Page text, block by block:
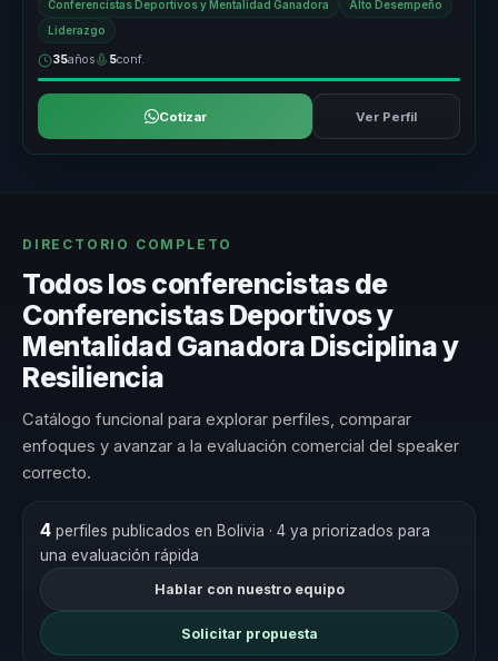
Conferencistas Deportivos y Mentalidad Ganadora Alto Desempeño
Liderazgo
35años 5conf.
Cotizar Ver Perfil
DIRECTORIO COMPLETO
Todos los conferencistas de
Conferencistas Deportivos y
Mentalidad Ganadora Disciplina y
Resiliencia
Catálogo funcional para explorar perfiles, comparar
enfoques y avanzar a la evaluación comercial del speaker
correcto.
4perfiles publicados en Bolivia · 4 ya priorizados para
una evaluación rápida
Hablar con nuestro equipo
Solicitar propuesta